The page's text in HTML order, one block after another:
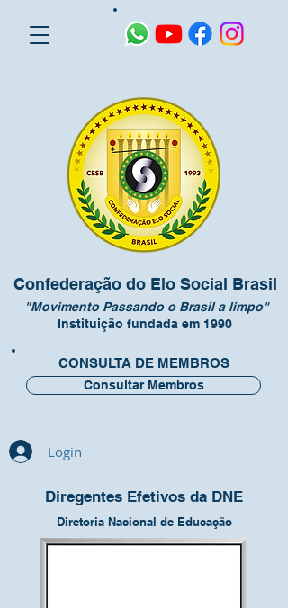
Confederação do Elo Social Brasil
"Movimento Passando o Brasil a limpo"
Instituição fundada em 1990
CONSULTA DE MEMBROS
Consultar Membros
Login
Diregentes Efetivos da DNE
Diretoria Nacional de Educação